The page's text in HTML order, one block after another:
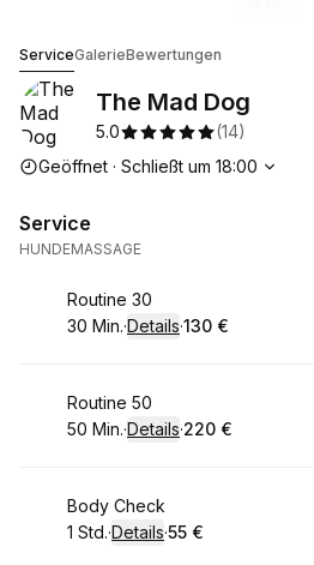
ServiceGalerieBewertungen
The Mad Dog
5.0 (14)
Die Öffnungszeiten
Geöffnet · Schließt um 18:00
Service
HUNDEMASSAGE
Buchen
Routine 30
.Dauer:
30 Min.·Details·
.Preis
130 €
Buchen
Routine 50
.Dauer:
50 Min.·Details·
.Preis
220 €
Buchen
Body Check
. Dauer:
1 Std.·Details·
.Preis
55 €